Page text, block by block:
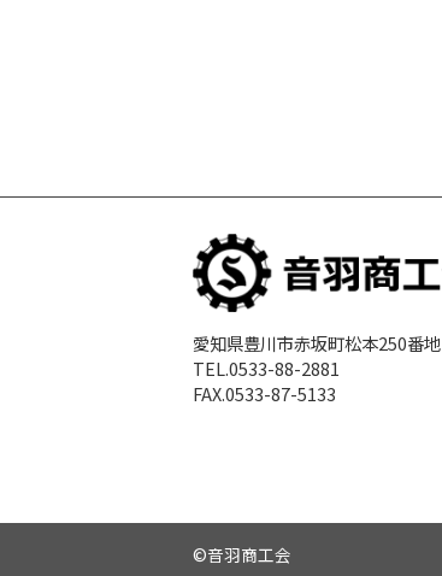
愛知県豊川市赤坂町松本250番地
TEL.0533-88-2881
FAX.0533-87-5133
©音羽商工会